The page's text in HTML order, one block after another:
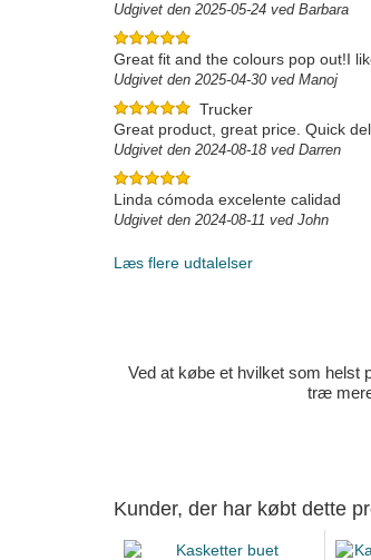
Udgivet den 2025-05-24 ved Barbara
Great fit and the colours pop out!I
Udgivet den 2025-04-30 ved Manoj
Trucker
Great product, great price. Quick
Udgivet den 2024-08-18 ved Darren
Linda cómoda excelente calidad
Udgivet den 2024-08-11 ved John
Læs flere udtalelser
Ved at købe et hvilket som helst
træ
Kunder, der har købt dette